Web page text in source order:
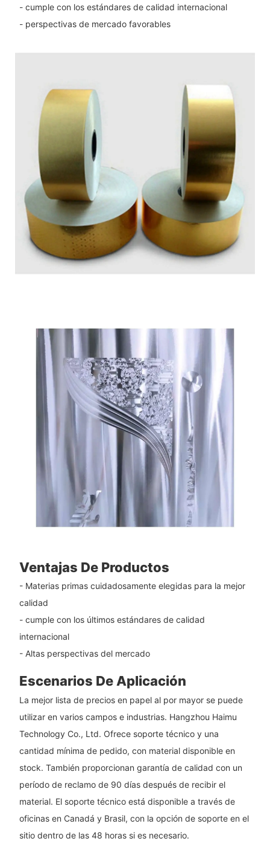
- cumple con los estándares de calidad internacional
- perspectivas de mercado favorables
Ventajas De Productos
- Materias primas cuidadosamente elegidas para la mejor
calidad
- cumple con los últimos estándares de calidad
internacional
- Altas perspectivas del mercado
Escenarios De Aplicación
La mejor lista de precios en papel al por mayor se puede
utilizar en varios campos e industrias. Hangzhou Haimu
Technology Co., Ltd. Ofrece soporte técnico y una
cantidad mínima de pedido, con material disponible en
stock. También proporcionan garantía de calidad con un
período de reclamo de 90 días después de recibir el
material. El soporte técnico está disponible a través de
oficinas en Canadá y Brasil, con la opción de soporte en el
sitio dentro de las 48 horas si es necesario.